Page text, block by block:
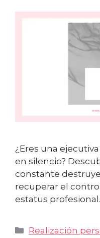
¿Eres una
en silencio?
constante
recuperar el
estatus profesional.
Categorías
Realización